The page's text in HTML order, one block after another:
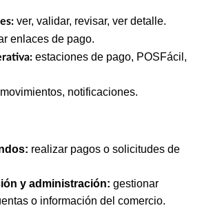
ver, validar, revisar, ver detalle.
enlaces de pago.
estaciones de pago, POSFácil,
movimientos, notificaciones.
realizar pagos o solicitudes de
y administración: gestionar
o información del comercio.